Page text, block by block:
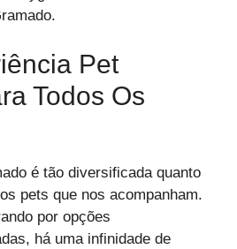
Pet
Todos Os
é tão diversificada quanto
pets que nos acompanham.
por opções
há uma infinidade de